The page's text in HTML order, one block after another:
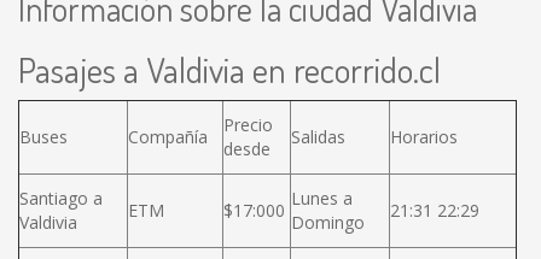
Pasajes a Valdivia en recorrido.cl
Buses Compañía
Precio
desde
Salidas Horarios
Santiago a
Valdivia
ETM $17:000
Lunes a
Domingo
21:31 22:29